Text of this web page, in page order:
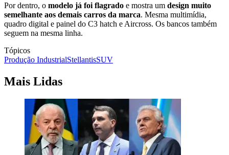
Por dentro, o modelo já foi flagrado e mostra um design muito
semelhante aos demais carros da marca. Mesma multimídia,
quadro digital e painel do C3 hatch e Aircross. Os bancos também
seguem na mesma linha.
Tópicos
Produção IndustrialStellantisSUV
Mais Lidas